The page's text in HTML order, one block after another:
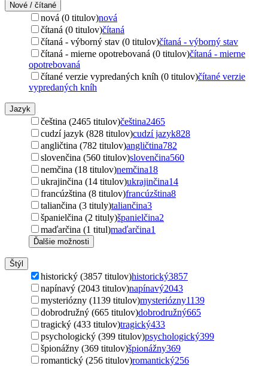
Nové / čítané
nová (0 titulov)nová
čítaná (0 titulov)čítaná
čítaná - výborný stav (0 titulov)čítaná - výborný stav
čítaná - mierne opotrebovaná (0 titulov)čítaná - mierne
opotrebovaná
čítané verzie vypredaných kníh (0 titulov)čítané verzie
vypredaných kníh
Jazyk
čeština (2465 titulov)čeština2465
cudzí jazyk (828 titulov)cudzí jazyk828
angličtina (782 titulov)angličtina782
slovenčina (560 titulov)slovenčina560
nemčina (18 titulov)nemčina18
ukrajinčina (14 titulov)ukrajinčina14
francúzština (8 titulov)francúzština8
taliančina (3 tituly)taliančina3
španielčina (2 tituly)španielčina2
maďarčina (1 titul)maďarčina1
Ďalšie možnosti
Štýl
historický (3857 titulov)historický3857
napínavý (2043 titulov)napínavý2043
mysteriózny (1139 titulov)mysteriózny1139
dobrodružný (665 titulov)dobrodružný665
tragický (433 titulov)tragický433
psychologický (399 titulov)psychologický399
špionážny (369 titulov)špionážny369
romantický (256 titulov)romantický256